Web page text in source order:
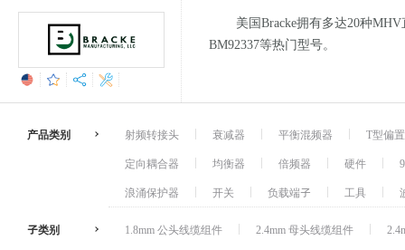
美国Bracke拥有多达20种
BM92337等热门型号。
产品类别 射频转接头 衰减器 平衡混频器
T型偏
定向耦合器
均衡器 倍频器 硬件
浪涌保护器
开关 负载端子 工具
子类别 1.8mm 公头线缆组件 2.4mm 母头线缆组件